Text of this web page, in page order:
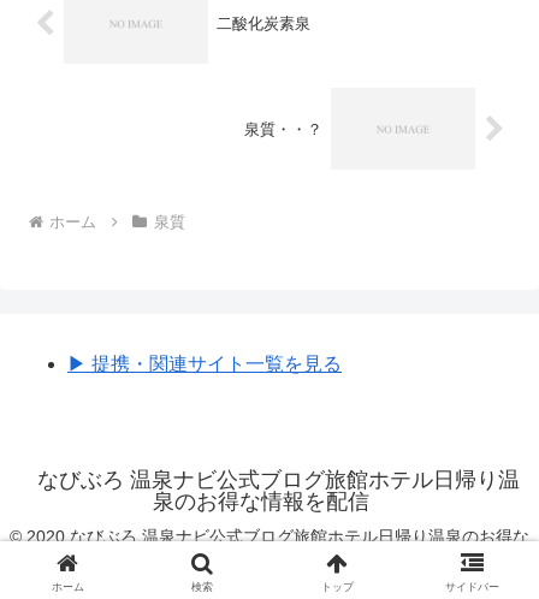
二酸化炭素泉
泉質・・？
ホーム 泉質
▶︎ 提携・関連サイト一覧を見る
なびぶろ 温泉ナビ公式ブログ旅館ホテル日帰り温
泉のお得な情報を配信
© 2020 なびぶろ 温泉ナビ公式ブログ旅館ホテル日帰り温泉のお得な
ホーム 検索 トップ サイドバー